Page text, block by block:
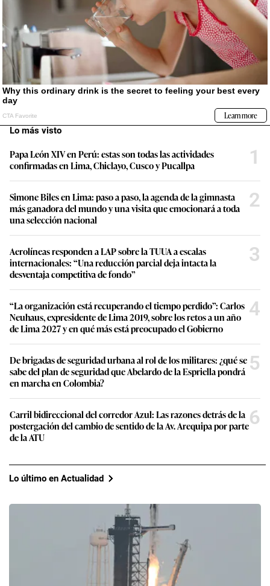
Lo más visto
Papa León XIV en Perú: estas son todas las actividades
confirmadas en Lima, Chiclayo, Cusco y Pucallpa
1
Simone Biles en Lima: paso a paso, la agenda de la gimnasta
más ganadora del mundo y una visita que emocionará a toda
una selección nacional
2
Aerolíneas responden a LAP sobre la TUUA a escalas
internacionales: “Una reducción parcial deja intacta la
desventaja competitiva de fondo”
3
“La organización está recuperando el tiempo perdido”: Carlos
Neuhaus, expresidente de Lima 2019, sobre los retos a un año
de Lima 2027 y en qué más está preocupado el Gobierno
4
De brigadas de seguridad urbana al rol de los militares: ¿qué se
sabe del plan de seguridad que Abelardo de la Espriella pondrá
en marcha en Colombia?
5
Carril bidireccional del corredor Azul: Las razones detrás de la
postergación del cambio de sentido de la Av. Arequipa por parte
de la ATU
6
Lo último en Actualidad